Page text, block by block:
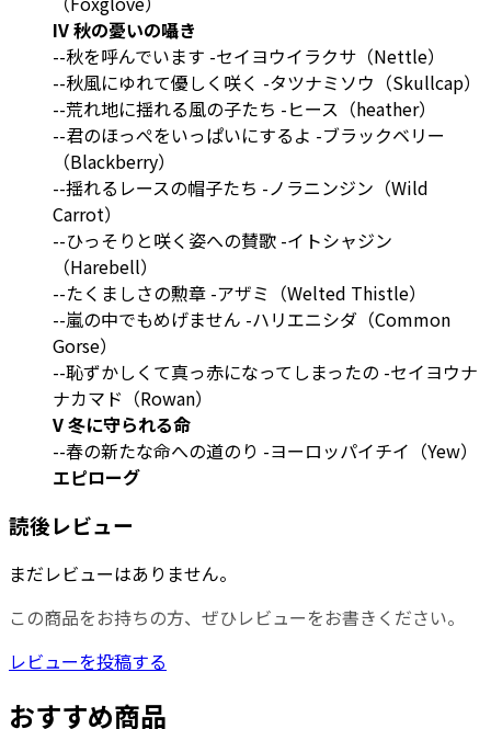
IV 秋の憂いの囁き
--秋を呼んでいます -セイヨウイラクサ（Nettle）
--秋風にゆれて優しく咲く -タツナミソウ（Skullcap）
--荒れ地に揺れる風の子たち -ヒース（heather）
--君のほっぺをいっぱいにするよ -ブラックベリー
（Blackberry）
--揺れるレースの帽子たち -ノラニンジン（Wild
Carrot）
--ひっそりと咲く姿への賛歌 -イトシャジン
（Harebell）
--たくましさの勲章 -アザミ（Welted Thistle）
--嵐の中でもめげません -ハリエニシダ（Common
Gorse）
--恥ずかしくて真っ赤になってしまったの -セイヨウナ
ナカマド（Rowan）
V 冬に守られる命
--春の新たな命への道のり -ヨーロッパイチイ（Yew）
エピローグ
読後レビュー
まだレビューはありません。
この商品をお持ちの方、ぜひレビューをお書きください。
レビューを投稿する
おすすめ商品